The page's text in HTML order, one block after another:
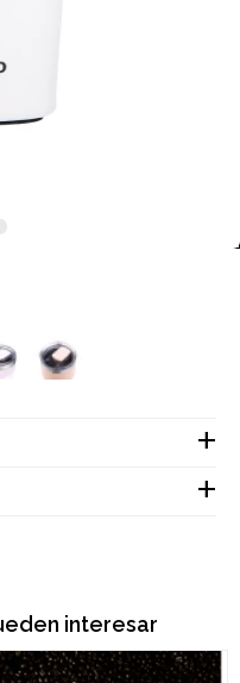
interesar